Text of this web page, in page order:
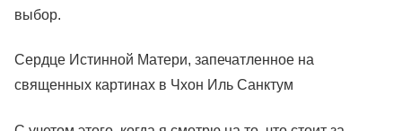
выбор.
Сердце Истинной Матери, запечатленное на
священных картинах в Чхон Иль Санктум